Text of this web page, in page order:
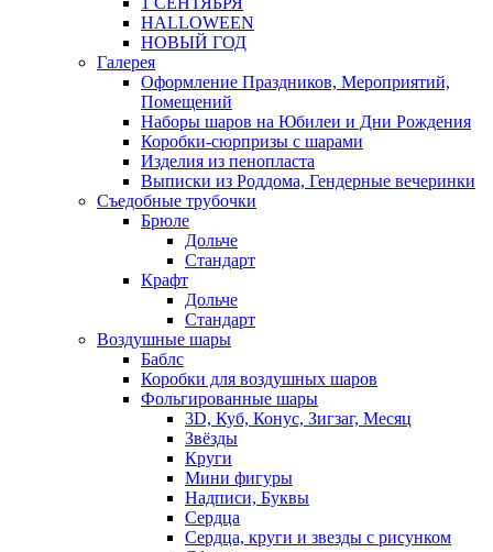
HALLOWEEN
НОВЫЙ ГОД
Галерея
Оформление Праздников, Мероприятий,
Помещений
Наборы шаров на Юбилеи и Дни Рождения
Коробки-сюрпризы с шарами
Изделия из пенопласта
Выписки из Роддома, Гендерные вечеринки
Съедобные трубочки
Брюле
Дольче
Стандарт
Крафт
Дольче
Стандарт
Воздушные шары
Баблс
Коробки для воздушных шаров
Фольгированные шары
3D, Куб, Конус, Зигзаг, Месяц
Звёзды
Круги
Мини фигуры
Надписи, Буквы
Сердца
Сердца, круги и звезды с рисунком